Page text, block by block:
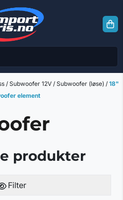
/ Subwoofer 12V / Subwoofer (løse) / 18"
element
produkter
Filter